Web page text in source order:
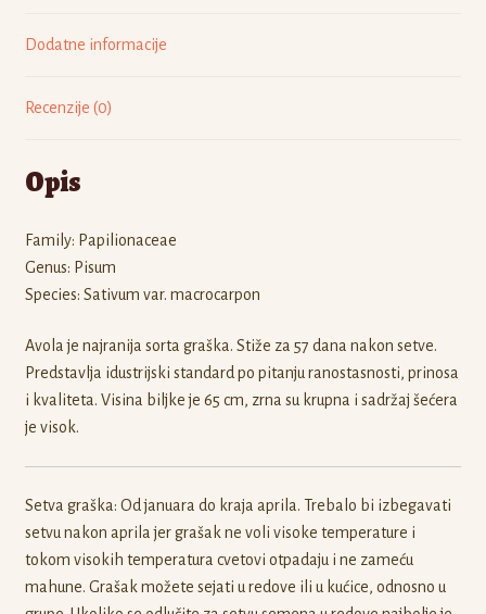
Dodatne informacije
Recenzije (0)
Opis
Family: Papilionaceae
Genus: Pisum
Species: Sativum var. macrocarpon
Avola je najranija sorta graška. Stiže za 57 dana nakon setve.
Predstavlja idustrijski standard po pitanju ranostasnosti, prinosa
i kvaliteta. Visina biljke je 65 cm, zrna su krupna i sadržaj šećera
je visok.
Setva graška: Od januara do kraja aprila. Trebalo bi izbegavati
setvu nakon aprila jer grašak ne voli visoke temperature i
tokom visokih temperatura cvetovi otpadaju i ne zameću
mahune. Grašak možete sejati u redove ili u kućice, odnosno u